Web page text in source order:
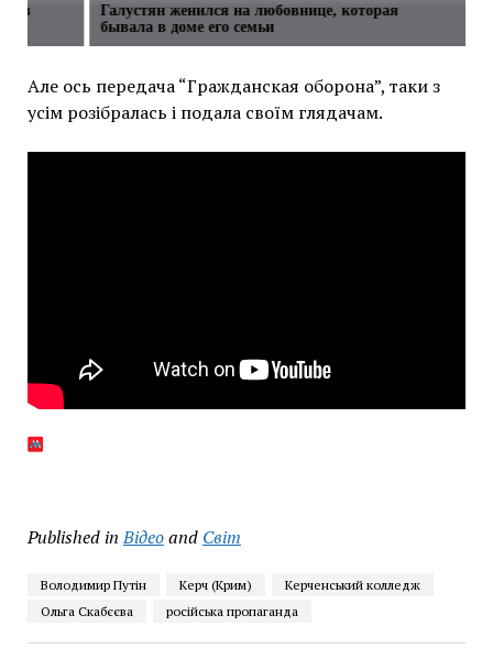
в
Галустян женился на любовнице, которая
бывала в доме его семьи
Але ось передача “Гражданская оборона”, таки з
усім розібралась і подала своїм глядачам.
Published in Відеоand Світ
Володимир Путін Керч (Крим)
Керченський колледж
Ольга Скабєєва
російська пропаганда